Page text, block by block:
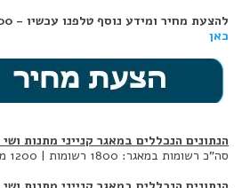
להצעת מחיר ומידע נוסף טלפנו עכשיו - 1800-555200 או
כאן
הנתונים הנכללים במאגר קנייני מתנות
סה"כ רשומות במאגר: 1800 רשומות | 1200 מיילים